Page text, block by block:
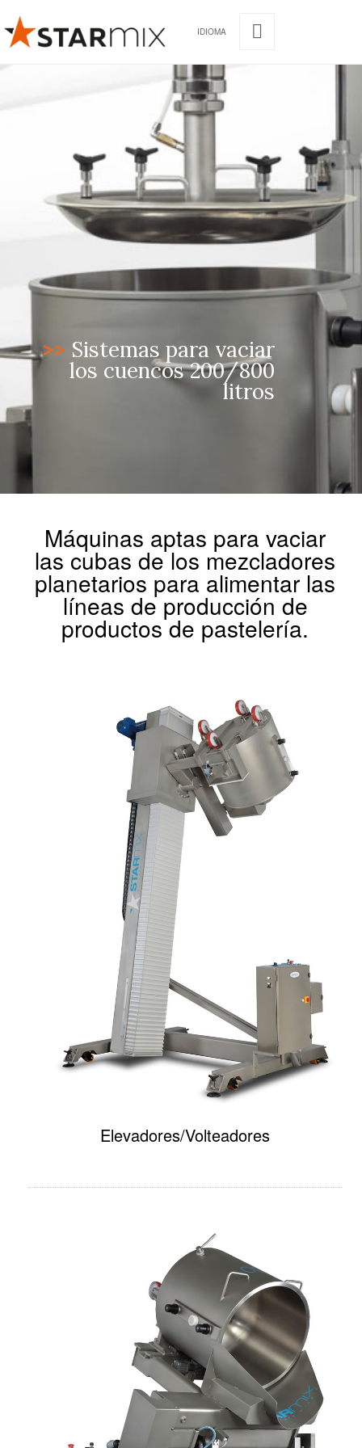
IDIOMA
>> Sistemas para vaciar
los cuencos 200/800
litros
Máquinas aptas para vaciar
las cubas de los mezcladores
planetarios para alimentar las
líneas de producción de
productos de pastelería.
Elevadores/Volteadores